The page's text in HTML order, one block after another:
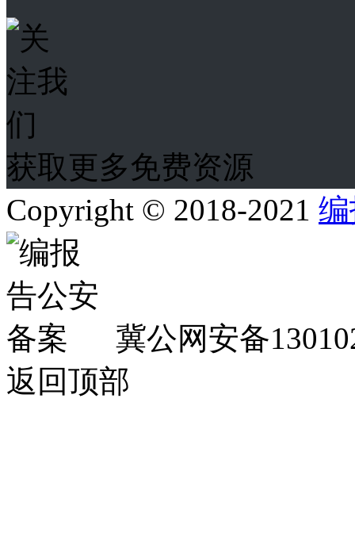
获取更多免费资源
Copyright © 2018-2021
冀公网安备
返回顶部